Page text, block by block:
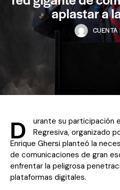
aplastar a
CUENTA
D
urante su participación
Regresiva, organizado
Enrique Ghersi planteó la
de comunicaciones de gran
enfrentar la peligrosa
plataformas digitales.